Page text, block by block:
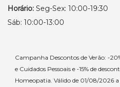
Horário: Seg-Sex: 10:00-19:30
Sáb: 10:00-13:00
Campanha Descontos de Verão: -
e Cuidados Pessoais e -15% de
Homeopatia. Válido de 01/08/2026